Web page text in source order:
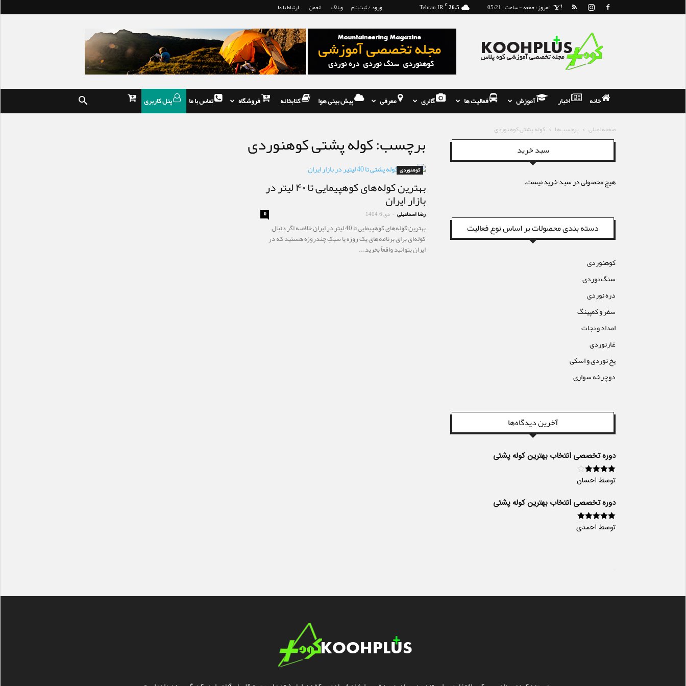
26.5
C
Tehran, IR امروز : جمعه - ساعت : 05:21 ورود / ثبت نام وبلاگ انجمن ارتباط با ما
مجله
و
فروشگاه
تخصصی
نوردی
خانه اخبار آموزش فعالیت ها گالری معرفی پیش بینی هوا کتابخانه فروشگاه تماس با ما پنل کاربری
صفحه اصلی برچسب‌ها کوله پشتی کوهنوردی برچسب: کوله پشتی کوهنوردی
کوهنوردی
بهترین کوله‌های کوهپیمایی تا ۴۰ لیتر در
بازار ایران
رضا اسماعیلی - دی 6, 1404 0
بهترین کوله‌های کوهپیمایی تا 40 لیتر در ایران خلاصه اگر دنبال
کوله‌ای برای برنامه‌های یک روزه یا سبکِ چندروزه هستید که در
ایران بتوانید واقعاً بخرید...
سبد خرید
هیچ محصولی در سبد خرید نیست.
دسته بندی محصولات بر اساس نوع فعالیت
کوهنوردی
سنگ نوردی
دره نوردی
سفر و کمپینگ
امداد و نجات
غارنوردی
یخ نوردی و اسکی
دوچرخه سواری
آخرین دیدگاه‌ها
دوره تخصصی انتخاب بهترین کوله پشتی
امتیاز 4از
توسط احسان
دوره تخصصی انتخاب بهترین کوله پشتی
امتیاز 5از 5
توسط احمدی